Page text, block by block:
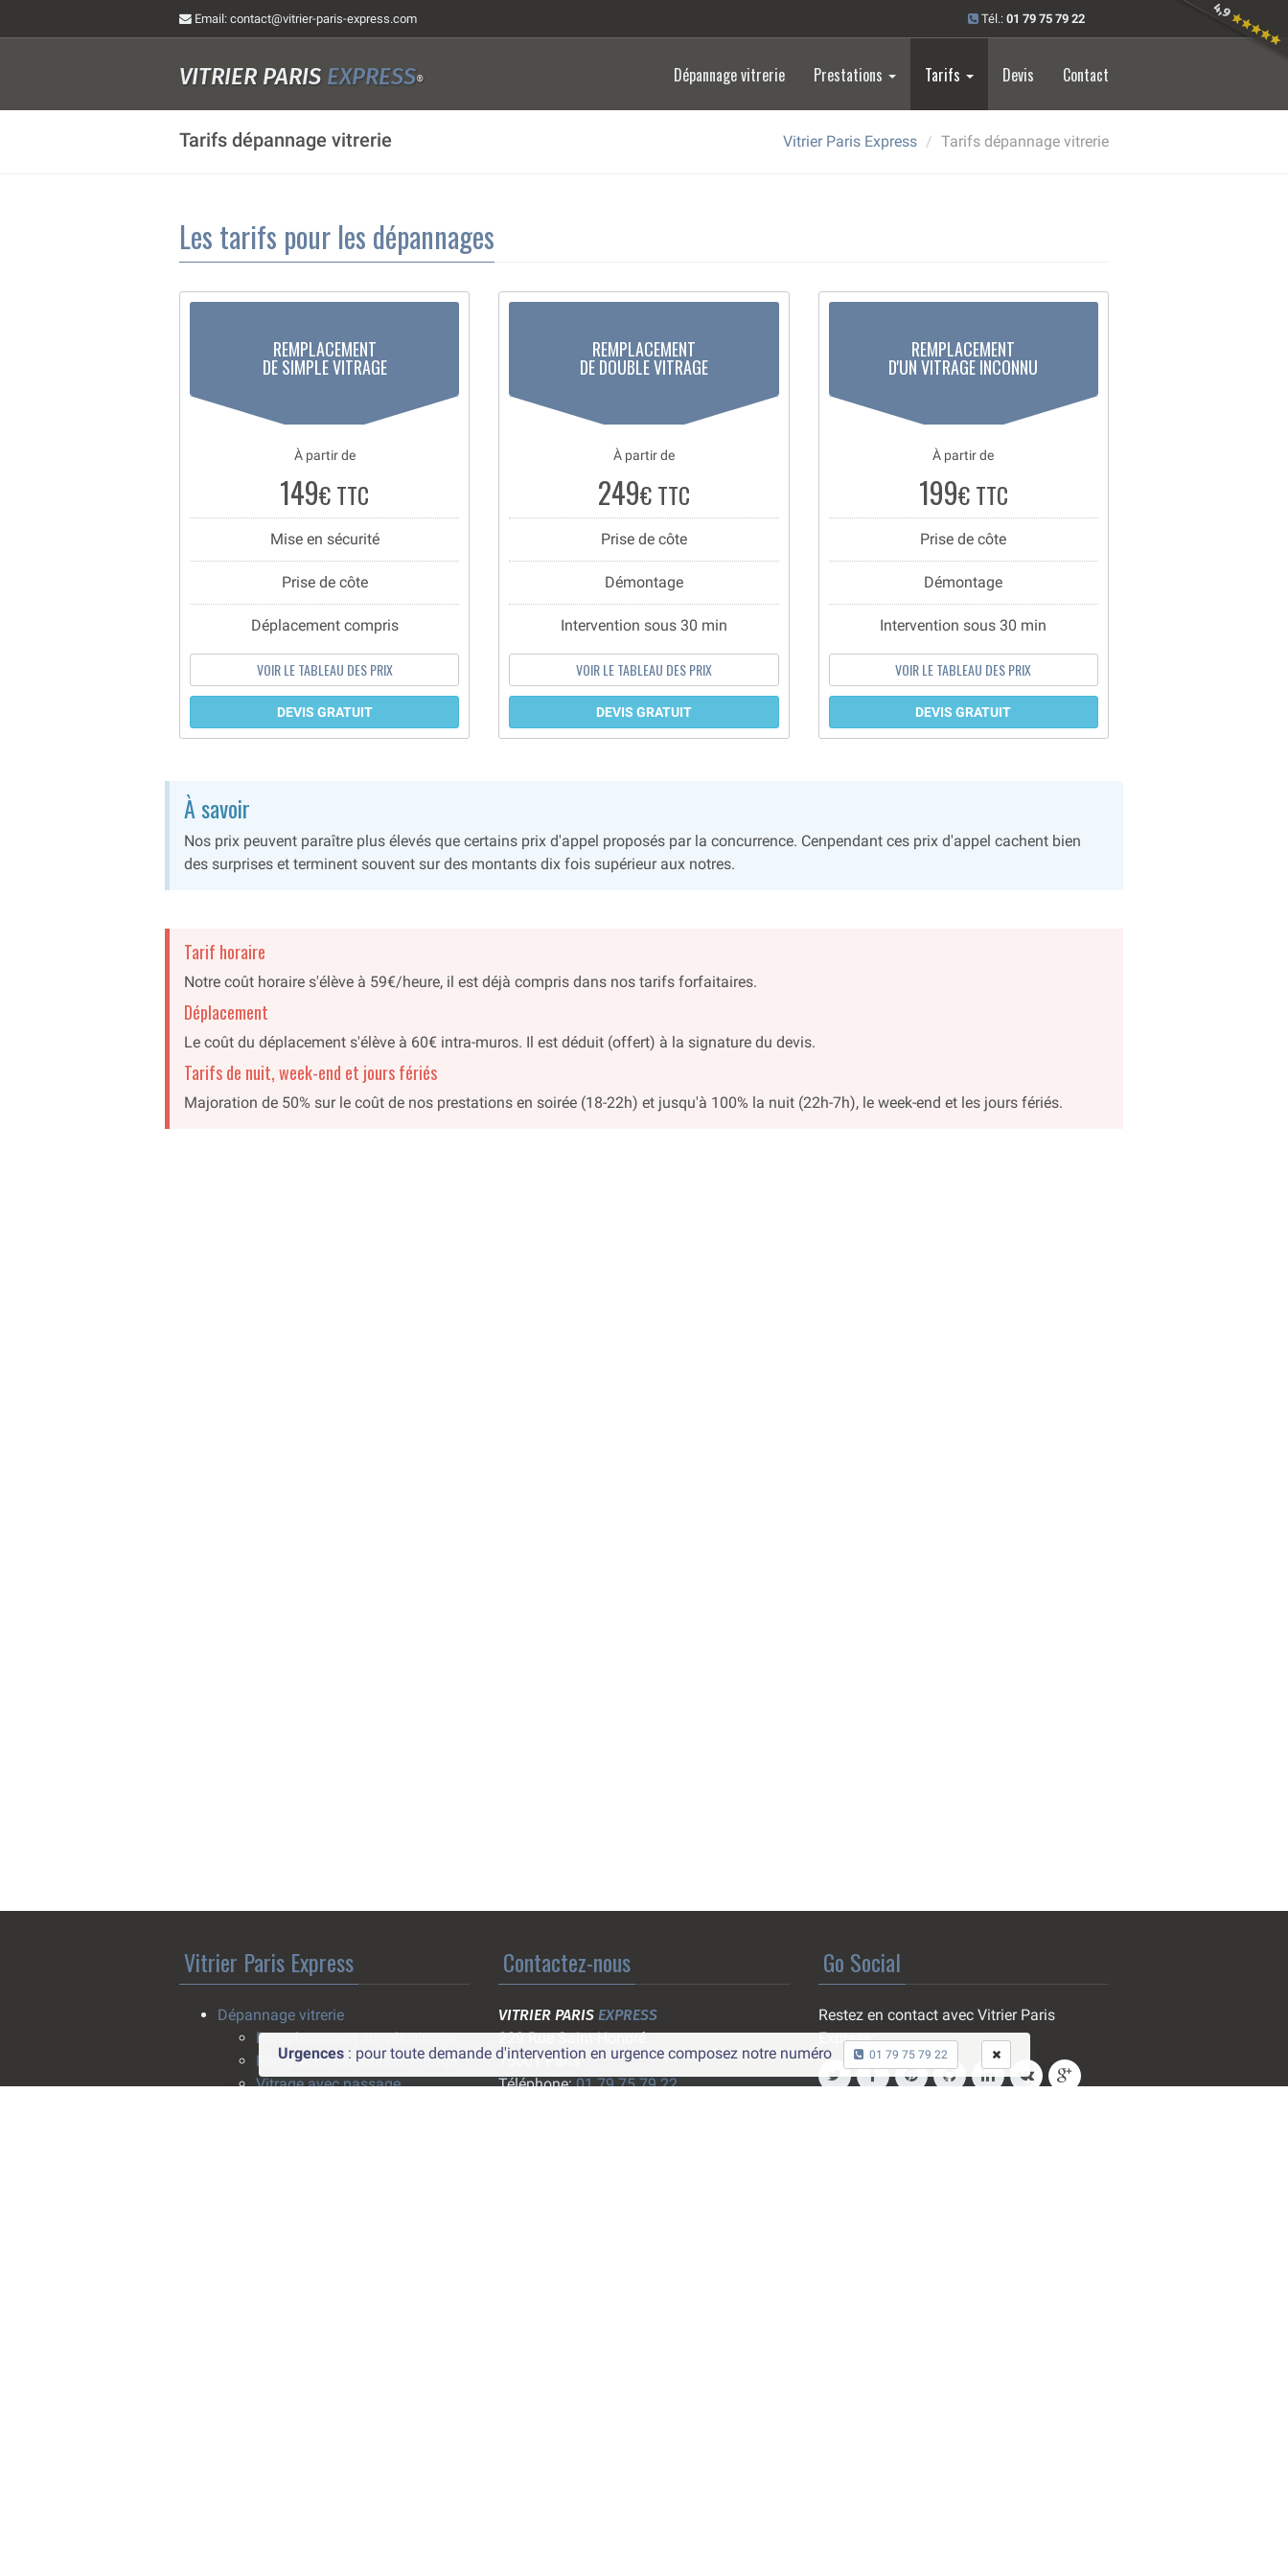
Email: contact@vitrier-paris-express.com Tél.: 01 79 75 79 22
VITRIER PARIS EXPRESS® Dépannage vitrerie Prestations Tarifs Devis Contact
Tarifs dépannage vitrerie Vitrier Paris Express Tarifs dépannage vitrerie
Les tarifs pour les dépannages
REMPLACEMENT
DE SIMPLE VITRAGE
À partir de
149€ TTC
Mise en sécurité
Prise de côte
Déplacement compris
VOIR LE TABLEAU DES PRIX
DEVIS GRATUIT
REMPLACEMENT
DE DOUBLE VITRAGE
À partir de
249€ TTC
Prise de côte
Démontage
Intervention sous 30 min
VOIR LE TABLEAU DES PRIX
DEVIS GRATUIT
REMPLACEMENT
D'UN VITRAGE INCONNU
À partir de
199€ TTC
Prise de côte
Démontage
Intervention sous 30 min
VOIR LE TABLEAU DES PRIX
DEVIS GRATUIT
À savoir
Nos prix peuvent paraître plus élevés que certains prix d'appel proposés par la concurrence. Cenpendant ces prix d'appel cachent bien
des surprises et terminent souvent sur des montants dix fois supérieur aux notres.
Tarif horaire
Notre coût horaire s'élève à 59€/heure, il est déjà compris dans nos tarifs forfaitaires.
Déplacement
Le coût du déplacement s'élève à 60€ intra-muros. Il est déduit (offert) à la signature du devis.
Tarifs de nuit, week-end et jours fériés
Majoration de 50% sur le coût de nos prestations en soirée (18-22h) et jusqu'à 100% la nuit (22h-7h), le week-end et les jours fériés.
Urgences: pour toute demande d'intervention en urgence composez notre numéro 01 79 75 79 22
Vitrier Paris Express
Dépannage vitrerie
Remplacement simple vitrage
Remplacement double vitrage
Vitrage avec passage
Contactez-nous
VITRIER PARISEXPRESS
229 Rue Saint-Honoré
75001 Paris
Téléphone:01 79 75 79 22
Go Social
Restez en contact avec Vitrier Paris
Express: